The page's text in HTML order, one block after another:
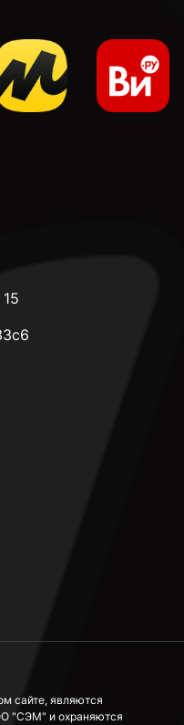
сайте, являются
"СЭМ" и охраняются